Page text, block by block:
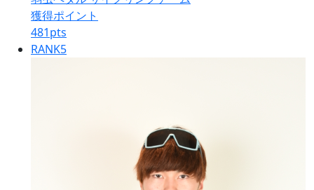
獲得ポイント
481pts
RANK5